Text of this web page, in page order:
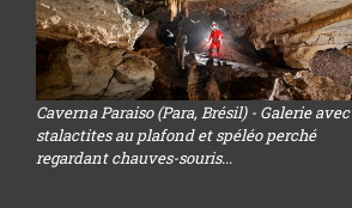
Caverna Paraiso (Para, Brésil) - Galerie avec
stalactites au plafond et spéléo perché
regardant chauves-souris...